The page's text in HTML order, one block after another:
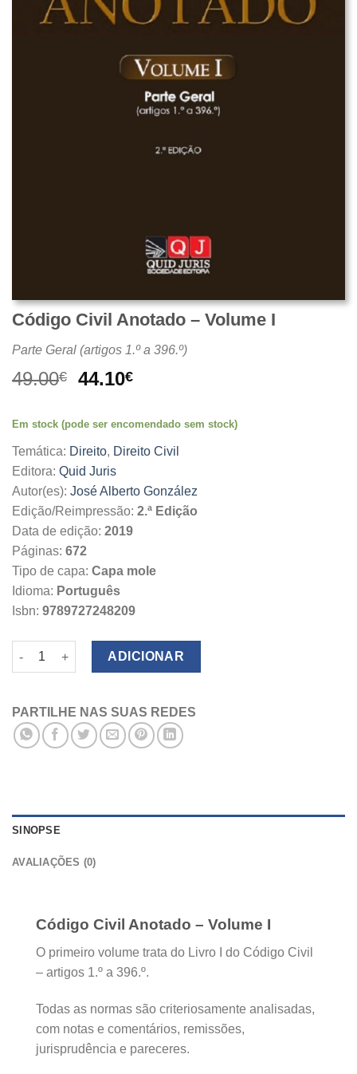
Código Civil Anotado – Volume I
Parte Geral (artigos 1.º a 396.º)
49.00€
O
original
49.00€.
44.10€O
atual
44.10€.
Em stock (pode ser encomendado sem stock)
Temática: Direito, Direito Civil
Editora: Quid Juris
Autor(es): José Alberto González
Edição/Reimpressão: 2.ª Edição
Data de edição: 2019
Páginas: 672
Tipo de capa: Capa mole
Idioma: Português
Isbn: 9789727248209
Quantidade de Código Civil Anotado - Volume I
ADICIONAR
PARTILHE NAS SUAS REDES
SINOPSE
AVALIAÇÕES (0)
Código Civil Anotado – Volume I
O primeiro volume trata do Livro I do Código Civil
– artigos 1.º a 396.º.
Todas as normas são criteriosamente analisadas,
com notas e comentários, remissões,
jurisprudência e pareceres.